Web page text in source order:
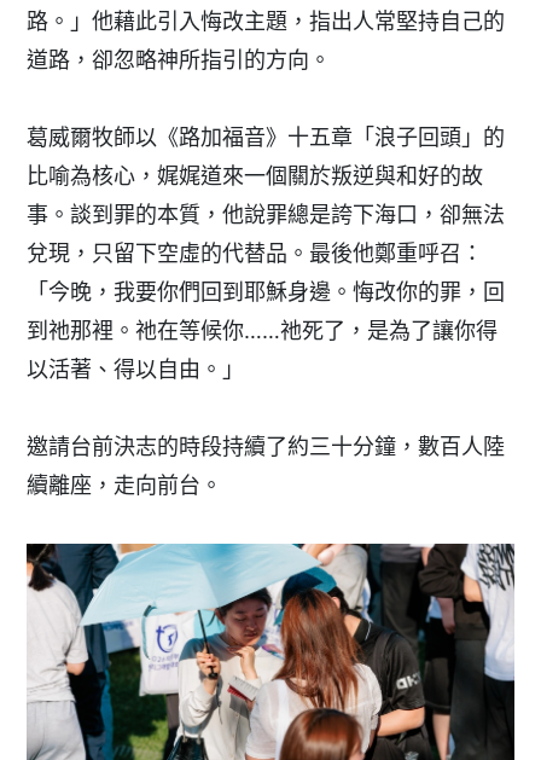
路。」他藉此引入悔改主題，指出人常堅持自己的
道路，卻忽略神所指引的方向。
葛威爾牧師以《路加福音》十五章「浪子回頭」的
比喻為核心，娓娓道來一個關於叛逆與和好的故
事。談到罪的本質，他說罪總是誇下海口，卻無法
兌現，只留下空虛的代替品。最後他鄭重呼召：
「今晚，我要你們回到耶穌身邊。悔改你的罪，回
到祂那裡。祂在等候你……祂死了，是為了讓你得
以活著、得以自由。」
邀請台前決志的時段持續了約三十分鐘，數百人陸
續離座，走向前台。